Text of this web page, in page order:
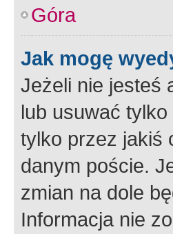
Góra
Jak mogę
Jeżeli nie jesteś
lub usuwać
tylko przez jakiś
danym poście.
zmian na dole
Informacja nie